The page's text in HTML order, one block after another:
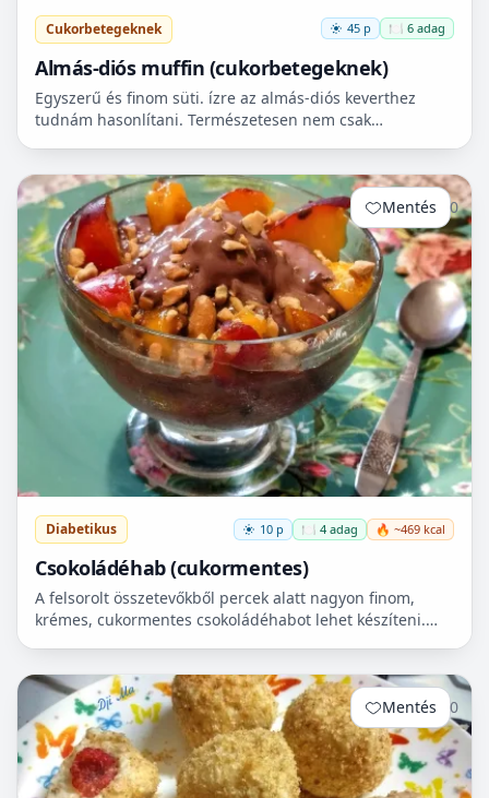
Cukorbetegeknek 45 p 🍽️ 6 adag
Almás-diós muffin (cukorbetegeknek)
Egyszerű és finom süti. ízre az almás-diós keverthez
tudnám hasonlítani. Természetesen nem csak
Mentés 0
Diabetikus 10 p 🍽️ 4 adag 🔥 ~469 kcal
Csokoládéhab (cukormentes)
A felsorolt összetevőkből percek alatt nagyon finom,
krémes, cukormentes csokoládéhabot lehet készíteni.
Mentés 0